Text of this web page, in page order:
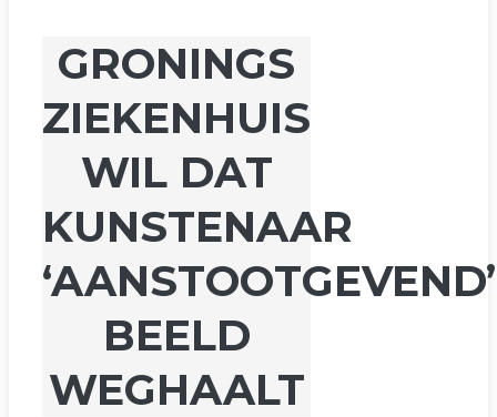
GRONINGS
ZIEKENHUIS
WIL DAT
KUNSTENAAR
‘AANSTOOTGEVEND’
BEELD
WEGHAALT